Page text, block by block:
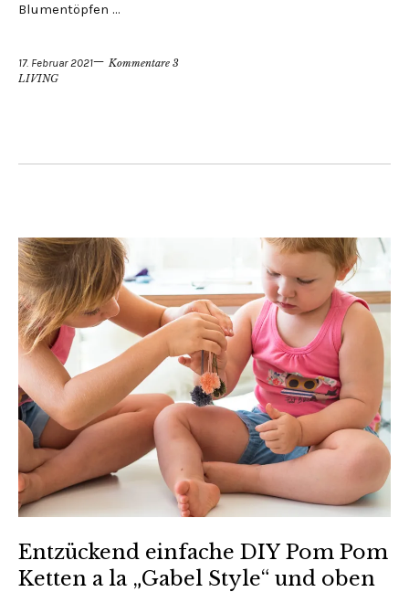
Blumentöpfen …
17. Februar 2021
Kommentare 3
LIVING
Entzückend einfache DIY Pom Pom
Ketten a la „Gabel Style“ und oben